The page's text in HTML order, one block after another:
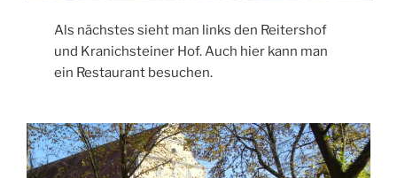
Als nächstes sieht man links den Reitershof
und Kranichsteiner Hof. Auch hier kann man
ein Restaurant besuchen.